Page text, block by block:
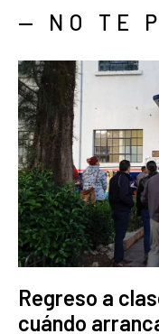
— NO TE
Regreso a
cuándo